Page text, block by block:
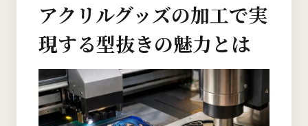
アクリルグッズの加工で実
現する型抜きの魅力とは